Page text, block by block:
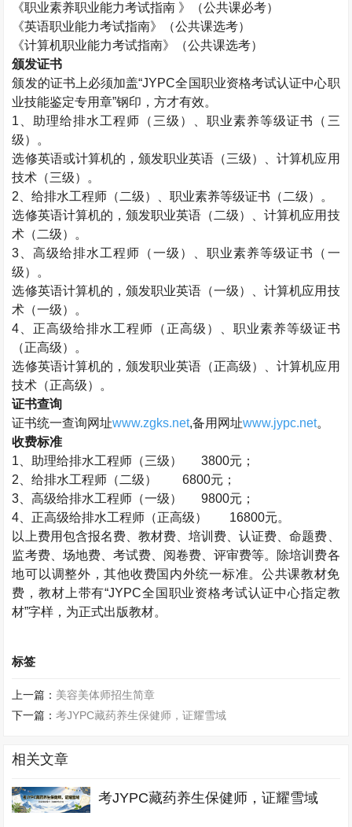
《职业素养职业能力考试指南 》（公共课必考）
《英语职业能力考试指南》（公共课选考）
《计算机职业能力考试指南》（公共课选考）
颁发证书
颁发的证书上必须加盖“JYPC全国职业资格考试认证中心职
业技能鉴定专用章”钢印，方才有效。
1 、助理给排水工程师（三级）、职业素养等级证书（三
级）。
选修英语或计算机的，颁发职业英语（三级）、计算机应用
技术（三级）。
2 、给排水工程师（二级）、职业素养等级证书（二级）。
选修英语计算机的，颁发职业英语（二级）、计算机应用技
术（二级）。
3 、高级给排水工程师（一级）、职业素养等级证书（一
级）。
选修英语计算机的，颁发职业英语（一级）、计算机应用技
术（一级）。
4 、正高级给排水工程师（正高级）、职业素养等级证书
（正高级）。
选修英语计算机的，颁发职业英语（正高级）、计算机应用
技术（正高级）。
证书查询
证书统一查询网址www.zgks.net,备用网址www.jypc.net。
收费标准
1 、助理给排水工程师（三级） 3800元；
2 、给排水工程师（二级） 6800元；
3 、高级给排水工程师（一级） 9800元；
4 、正高级给排水工程师（正高级） 16800元。
以上费用包含报名费、教材费、培训费、认证费、命题费、
监考费、场地费、考试费、阅卷费、评审费等。除培训费各
地可以调整外，其他收费国内外统一标准。公共课教材免
费，教材上带有“JYPC全国职业资格考试认证中心指定教
材”字样，为正式出版教材。
标签
上一篇： 美容美体师招生简章
下一篇：考JYPC藏药养生保健师，证耀雪域
相关文章
考JYPC藏药养生保健师，证耀雪域